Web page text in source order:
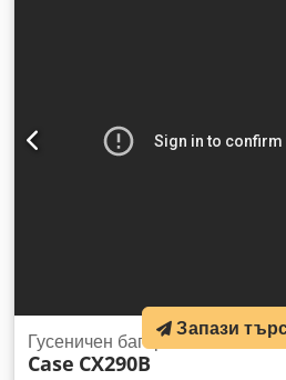
Гусеничен багер CASE CX290B
Case CX290B
Запази